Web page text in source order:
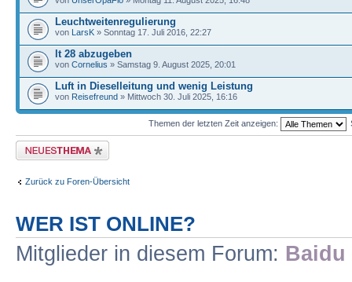
Leuchtweitenregulierung
von LarsK » Sonntag 17. Juli 2016, 22:27
lt 28 abzugeben
von Cornelius » Samstag 9. August 2025, 20:01
Luft in Dieselleitung und wenig Leistung
von Reisefreund » Mittwoch 30. Juli 2025, 16:16
Themen der letzten Zeit anzeigen:
Neues Thema erstellen
Zurück zu Foren-Übersicht
WER IST ONLINE?
Mitglieder in diesem Forum: